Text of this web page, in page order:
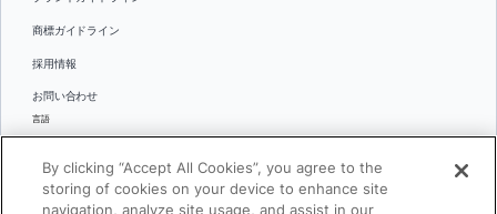
商標ガイドライン
採用情報
お問い合わせ
言語
日本語
By clicking “Accept All Cookies”, you agree to the
storing of cookies on your device to enhance site
navigation, analyze site usage, and assist in our